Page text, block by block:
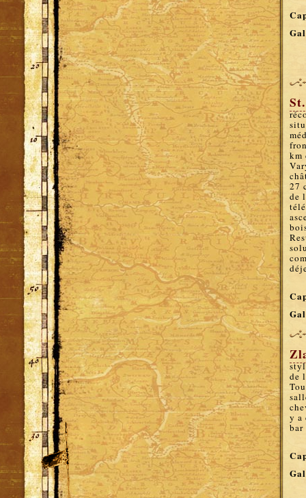
km
27
de
de
y a